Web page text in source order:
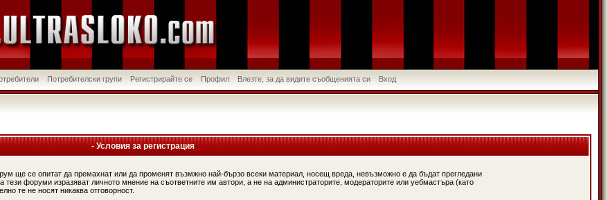
Потребителски групи Регистрирайте се Профил Влезте, за да видите съобщенията си Вход
- Условия за регистрация
ще се опитат да премахнат или да променят възмжно най-бързо всеки материал, носещ вреда, невъзможно е да бъдат прегледани
форуми изразяват личното мнение на съответните им автори, а не на администраторите, модераторите или уебмастъра (като
те не носят никаква отговорност.